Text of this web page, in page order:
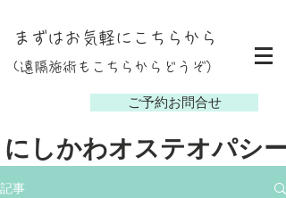
ご予約お問合せ
にしかわオステオパシー
まずはお気軽にこちらから
(遠隔施術もこちらからどうぞ）
記事